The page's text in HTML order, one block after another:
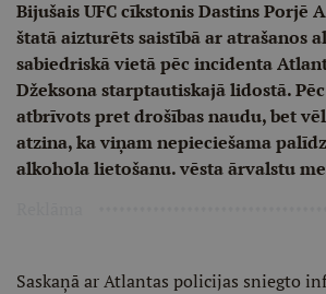
Bijušais UFC cīkstonis Dastins Porjē
štatā aizturēts saistībā ar atrašanos
sabiedriskā vietā pēc incidenta
Džeksona starptautiskajā lidostā.
atbrīvots pret drošības naudu, bet
atzina, ka viņam nepieciešama
alkohola lietošanu. vēsta ārvalstu
Saskaņā ar Atlantas policijas sniegto